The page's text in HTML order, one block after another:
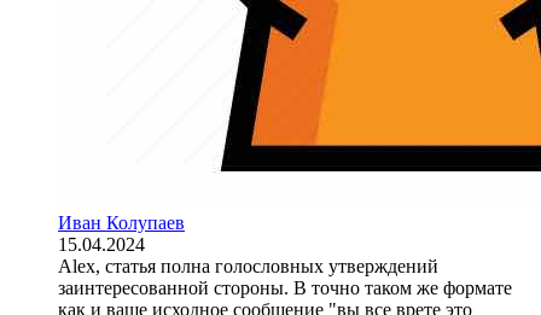
Иван Колупаев
15.04.2024
Alex, статья полна голословных утверждений
заинтересованной стороны. В точно таком же формате
как и ваше исходное сообщение "вы все врете это